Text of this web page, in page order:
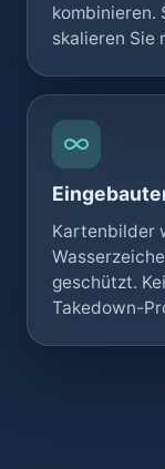
kombinieren.
skalieren Sie
Kartenbilder
geschützt.
Takedown-